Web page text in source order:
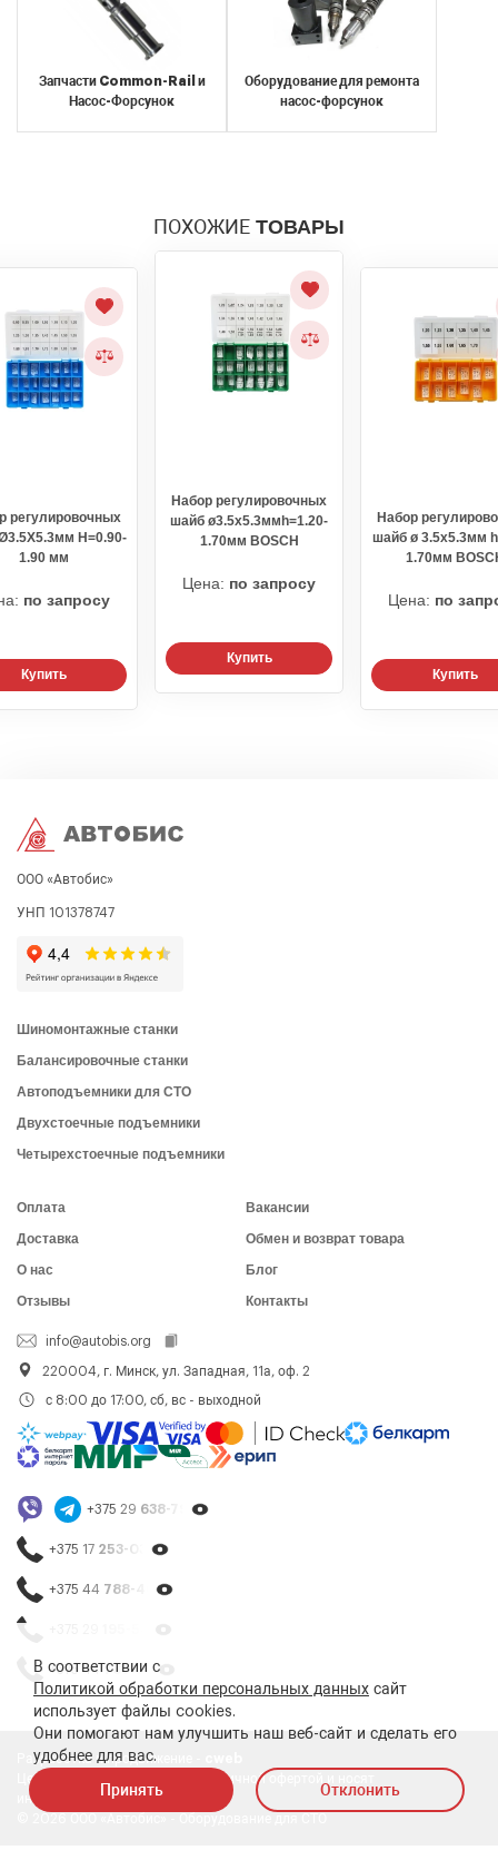
В соответствии с
Политикой обработки персональных данных сайт
использует файлы cookies.
Они помогают нам улучшить наш веб-сайт и сделать его
удобнее для вас.
Принять Отклонить
Запчасти Common-Rail и
Насос-Форсунок
Оборудование для ремонта
насос-форсунок
ПОХОЖИЕ ТОВАРЫ
регулировочных
H=0.90-
1.90 мм
по запросу
Купить
Набор регулировочных
шайб ø3.5x5.3ммh=1.20-
1.70мм BOSCH
Цена: по запросу
Купить
Набор
шайб ø 3.5x5.3мм
1.70мм
Цена: по
Купить
ООО «Автобис»
УНП 101378747
Шиномонтажные станки
Балансировочные станки
Автоподъемники для СТО
Двухстоечные подъемники
Четырехстоечные подъемники
Оплата
Доставка
О нас
Отзывы
Вакансии
Обмен и возврат товара
Блог
Контакты
info@autobis.org
220004, г. Минск, ул. Западная, 11а, оф. 2
с 8:00 до 17:00, сб, вс - выходной
+375 29 638-79-23
+375 17 253-03-26
+375 44 788-40-13
+375 44 788-25-99
Разработка и продвижение -
Цены на сайте не являются публичной офертой и носят
информативный характер
Я согласен с условиями
обработки
Я согласен с условиями
обработки
персональных данных